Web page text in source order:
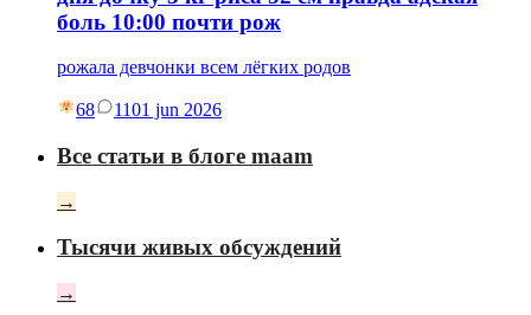
боль 10:00 почти рож
рожала девчонки всем лёгких родов
68 1101 jun 2026
Все статьи в блоге maam
→
Тысячи живых обсуждений
→